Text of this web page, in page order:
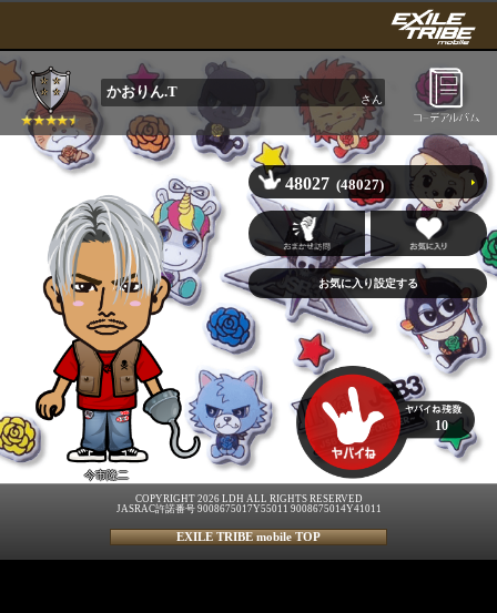
かおりん.T さん
今市隆二
48027 (48027)
10
COPYRIGHT 2026 LDH ALL RIGHTS RESERVED
JASRAC許諾番号 9008675017Y55011 9008675014Y41011
EXILE TRIBE mobile TOP